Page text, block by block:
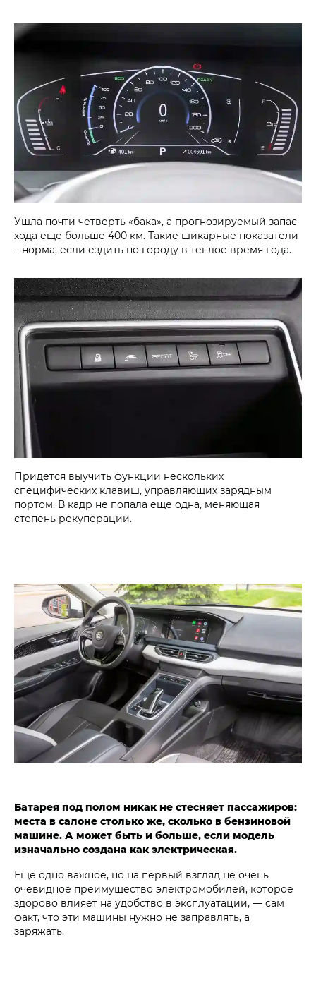
Ушла почти четверть «бака», а прогнозируемый запас
хода еще больше 400 км. Такие шикарные показатели
– норма, если ездить по городу в теплое время года.
Придется выучить функции нескольких
специфических клавиш, управляющих зарядным
портом. В кадр не попала еще одна, меняющая
степень рекуперации.
Батарея под полом никак не стесняет пассажиров:
места в салоне столько же, сколько в бензиновой
машине. А может быть и больше, если модель
изначально создана как электрическая.
Еще одно важное, но на первый взгляд не очень
очевидное преимущество электромобилей, которое
здорово влияет на удобство в эксплуатации, — сам
факт, что эти машины нужно не заправлять, а
заряжать.